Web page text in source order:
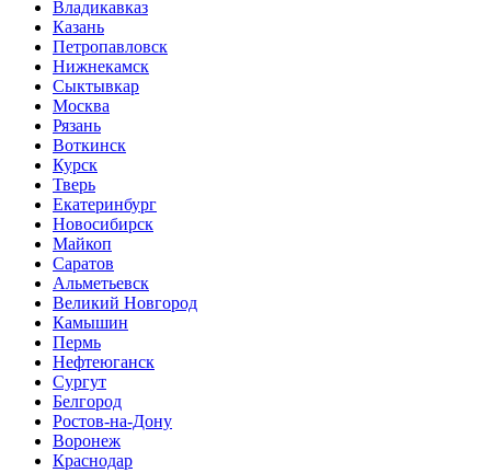
Владикавказ
Казань
Петропавловск
Нижнекамск
Сыктывкар
Москва
Рязань
Воткинск
Курск
Тверь
Екатеринбург
Новосибирск
Майкоп
Саратов
Альметьевск
Великий Новгород
Камышин
Пермь
Нефтеюганск
Сургут
Белгород
Ростов-на-Дону
Воронеж
Краснодар